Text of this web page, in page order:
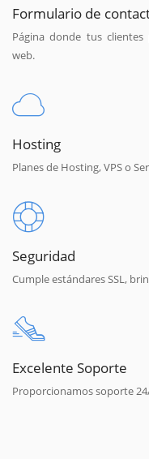
Formulario de
Página donde tus
web.
Hosting
Planes de Hosting, VPS o
Seguridad
Cumple estándares SSL,
Excelente Soporte
Proporcionamos soporte